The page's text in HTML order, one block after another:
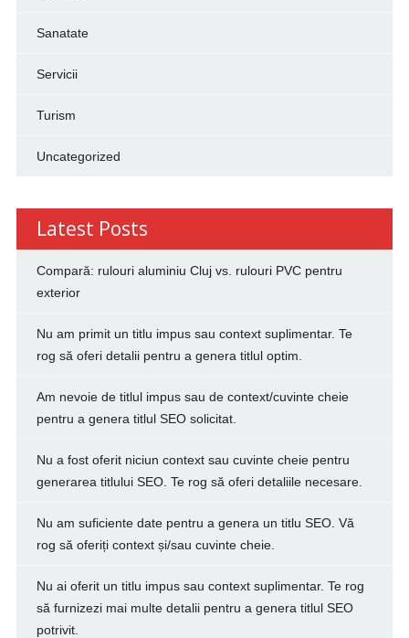
Sanatate
Servicii
Turism
Uncategorized
Latest Posts
Compară: rulouri aluminiu Cluj vs. rulouri PVC pentru
exterior
Nu am primit un titlu impus sau context suplimentar. Te
rog să oferi detalii pentru a genera titlul optim.
Am nevoie de titlul impus sau de context/cuvinte cheie
pentru a genera titlul SEO solicitat.
Nu a fost oferit niciun context sau cuvinte cheie pentru
generarea titlului SEO. Te rog să oferi detaliile necesare.
Nu am suficiente date pentru a genera un titlu SEO. Vă
rog să oferiți context și/sau cuvinte cheie.
Nu ai oferit un titlu impus sau context suplimentar. Te rog
să furnizezi mai multe detalii pentru a genera titlul SEO
potrivit.